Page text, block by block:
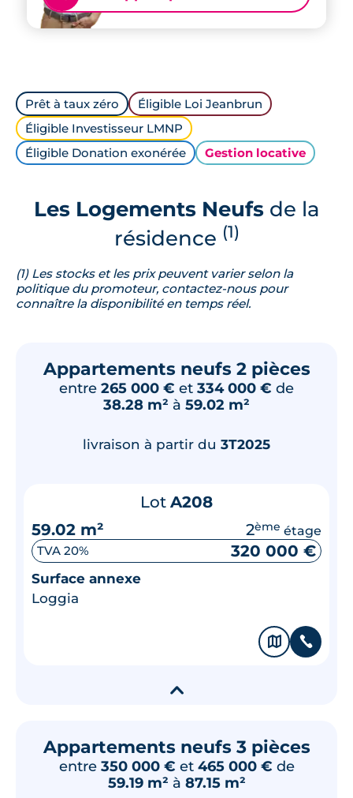
Prêt à taux zéro
Éligible Loi Jeanbrun
Éligible Investisseur LMNP
Éligible Donation exonérée
Gestion locative
Les Logements Neufsde la
résidence (1)
(1) Les stocks et les prix peuvent varier selon la
politique du promoteur, contactez-nous pour
connaître la disponibilité en temps réel.
Appartements neufs 2 pièces
entre 265 000 € et 334 000 € de
38.28 m² à 59.02 m²
livraison à partir du 3T2025
Lot A208
59.02 m²
2ème étage
TVA 20% 320 000 €
Surface annexe
Loggia
🗞 📞
▾
Appartements neufs 3 pièces
entre 350 000 € et 465 000 € de
59.19 m² à 87.15 m²